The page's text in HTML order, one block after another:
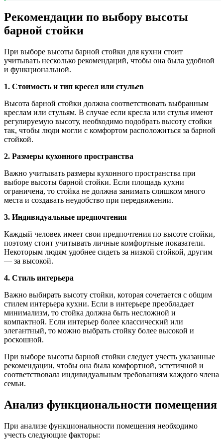
Рекомендации по выбору высоты
барной стойки
При выборе высоты барной стойки для кухни стоит
учитывать несколько рекомендаций, чтобы она была удобной
и функциональной.
1. Стоимость и тип кресел или стульев
Высота барной стойки должна соответствовать выбранным
креслам или стульям. В случае если кресла или стулья имеют
регулируемую высоту, необходимо подобрать высоту стойки
так, чтобы люди могли с комфортом расположиться за барной
стойкой.
2. Размеры кухонного пространства
Важно учитывать размеры кухонного пространства при
выборе высоты барной стойки. Если площадь кухни
ограничена, то стойка не должна занимать слишком много
места и создавать неудобство при передвижении.
3. Индивидуальные предпочтения
Каждый человек имеет свои предпочтения по высоте стойки,
поэтому стоит учитывать личные комфортные показатели.
Некоторым людям удобнее сидеть за низкой стойкой, другим
— за высокой.
4. Стиль интерьера
Важно выбирать высоту стойки, которая сочетается с общим
стилем интерьера кухни. Если в интерьере преобладает
минимализм, то стойка должна быть несложной и
компактной. Если интерьер более классический или
элегантный, то можно выбрать стойку более высокой и
роскошной.
При выборе высоты барной стойки следует учесть указанные
рекомендации, чтобы она была комфортной, эстетичной и
соответствовала индивидуальным требованиям каждого члена
семьи.
Анализ функциональности помещения
При анализе функциональности помещения необходимо
учесть следующие факторы: